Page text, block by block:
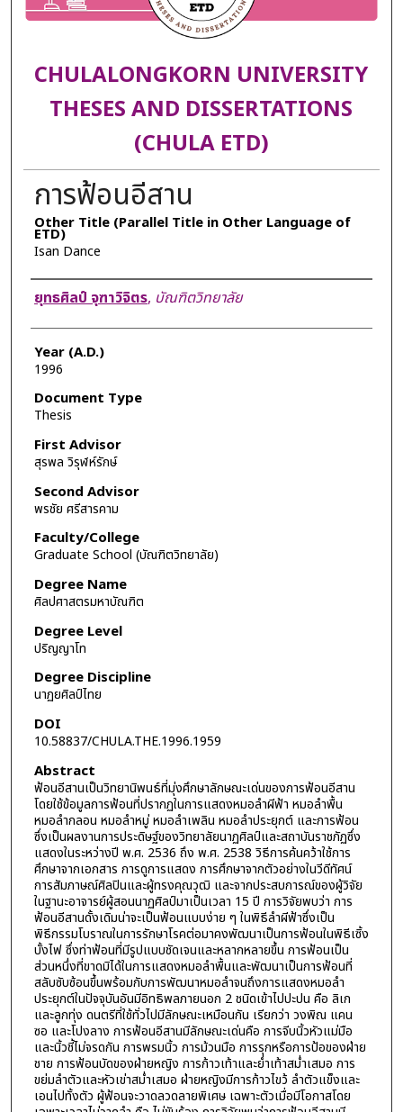
CHULALONGKORN UNIVERSITY
THESES AND DISSERTATIONS
(CHULA ETD)
การฟ้อนอีสาน
Other Title (Parallel Title in Other Language of
ETD)
Isan Dance
Author
ยุทธศิลป์ จุฑาวิจิตร, บัณฑิตวิทยาลัย
Year (A.D.)
1996
Document Type
Thesis
First Advisor
สุรพล วิรุฬห์รักษ์
Second Advisor
พรชัย ศรีสารคาม
Faculty/College
Graduate School (บัณฑิตวิทยาลัย)
Degree Name
ศิลปศาสตรมหาบัณฑิต
Degree Level
ปริญญาโท
Degree Discipline
นาฏยศิลป์ไทย
DOI
10.58837/CHULA.THE.1996.1959
Abstract
ฟ้อนอีสานเป็นวิทยานิพนธ์ที่มุ่งศึกษาลักษณะเด่นของการฟ้อนอีสาน
โดยใช้ข้อมูลการฟ้อนที่ปรากฏในการแสดงหมอลำผีฟ้า หมอลำพื้น
หมอลำกลอน หมอลำหมู่ หมอลำเพลิน หมอลำประยุกต์ และการฟ้อน
ซึ่งเป็นผลงานการประดิษฐ์ของวิทยาลัยนาฏศิลป์และสถาบันราชภัฏซึ่ง
แสดงในระหว่างปี พ.ศ. 2536 ถึง พ.ศ. 2538 วิธีการค้นคว้าใช้การ
ศึกษาจากเอกสาร การดูการแสดง การศึกษาจากตัวอย่างในวีดีทัศน์
การสัมภาษณ์ศิลปินและผู้ทรงคุณวุฒิ และจากประสบการณ์ของผู้วิจัย
ในฐานะอาจารย์ผู้สอนนาฏศิลป์มาเป็นเวลา 15 ปี การวิจัยพบว่า การ
ฟ้อนอีสานดั้งเดิมน่าจะเป็นฟ้อนแบบง่าย ๆ ในพิธีลำผีฟ้าซึ่งเป็น
พิธีกรรมโบราณในการรักษาโรคต่อมาคงพัฒนาเป็นการฟ้อนในพิธีเซิ้ง
บั้งไฟ ซึ่งท่าฟ้อนที่มีรูปแบบชัดเจนและหลากหลายขึ้น การฟ้อนเป็น
ส่วนหนึ่งที่ขาดมิได้ในการแสดงหมอลำพื้นและพัฒนาเป็นการฟ้อนที่
สลับซับซ้อนขึ้นพร้อมกับการพัฒนาหมอลำจนถึงการแสดงหมอลำ
ประยุกต์ในปัจจุบันอันมีอิทธิพลภายนอก 2 ชนิดเข้าไปปะปน คือ ลิเก
และลูกทุ่ง ดนตรีที่ใช้ทั่วไปมีลักษณะเหมือนกัน เรียกว่า วงพิณ แคน
ซอ และโปงลาง การฟ้อนอีสานมีลักษณะเด่นคือ การจีบนิ้วหัวแม่มือ
และนิ้วชี้ไม่จรดกัน การพรมนิ้ว การม้วนมือ การรุกหรือการป้อของฝ่าย
ชาย การฟ้อนบัดของฝ่ายหญิง การก้าวเท้าและย่ำเท้าสม่ำเสมอ การ
ขย่มลำตัวและหัวเข่าสม่ำเสมอ ฝ่ายหญิงมีการก้าวไขว้ ลำตัวแข็งและ
เอนไปทั้งตัว ผู้ฟ้อนจะวาดลวดลายพิเศษ เฉพาะตัวเมื่อมีโอกาสโดย